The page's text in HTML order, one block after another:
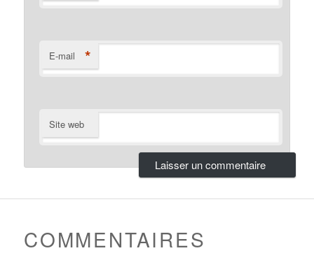
E-mail *
Site web
COMMENTAIRES